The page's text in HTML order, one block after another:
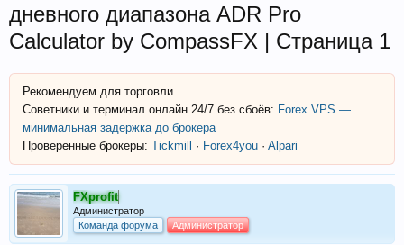
дневного диапазона ADR Pro
Calculator by CompassFX | Страница 1
Рекомендуем для торговли
Советники и терминал онлайн 24/7 без сбоёв: Forex VPS —
минимальная задержка до брокера
Проверенные брокеры: Tickmill · Forex4you · Alpari
FXprofit
Администратор
Команда форума
Администратор